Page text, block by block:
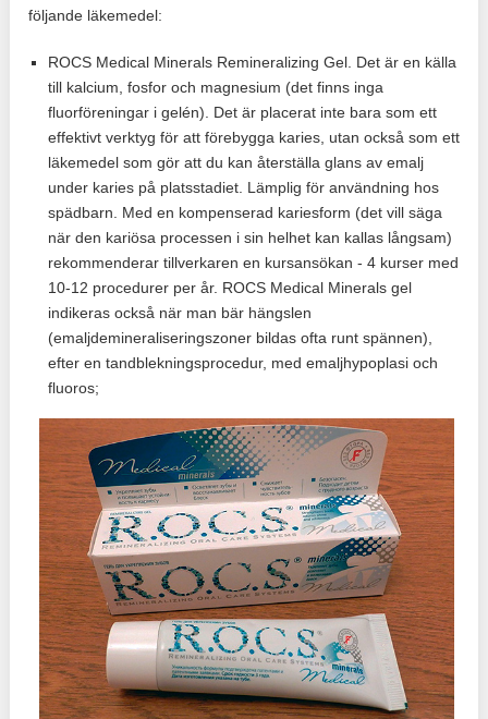
följande läkemedel:
ROCS Medical Minerals Remineralizing Gel. Det är en källa
till kalcium, fosfor och magnesium (det finns inga
fluorföreningar i gelén). Det är placerat inte bara som ett
effektivt verktyg för att förebygga karies, utan också som ett
läkemedel som gör att du kan återställa glans av emalj
under karies på platsstadiet. Lämplig för användning hos
spädbarn. Med en kompenserad kariesform (det vill säga
när den kariösa processen i sin helhet kan kallas långsam)
rekommenderar tillverkaren en kursansökan - 4 kurser med
10-12 procedurer per år. ROCS Medical Minerals gel
indikeras också när man bär hängslen
(emaljdemineraliseringszoner bildas ofta runt spännen),
efter en tandblekningsprocedur, med emaljhypoplasi och
fluoros;